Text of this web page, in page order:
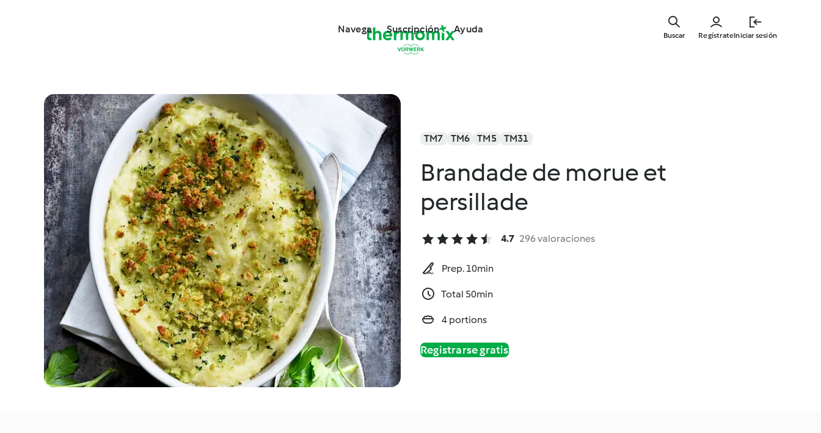
Navega Suscripción Ayuda
RegístrateIniciar sesión
Buscar
TM7 TM6 TM5 TM31
Brandade de morue et
persillade
4.7 296 valoraciones
Prep. 10min
Total 50min
4 portions
Registrarse gratis